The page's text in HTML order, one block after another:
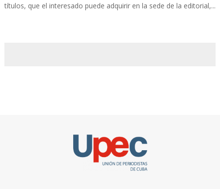
títulos, que el interesado puede adquirir en la sede de la editorial,...